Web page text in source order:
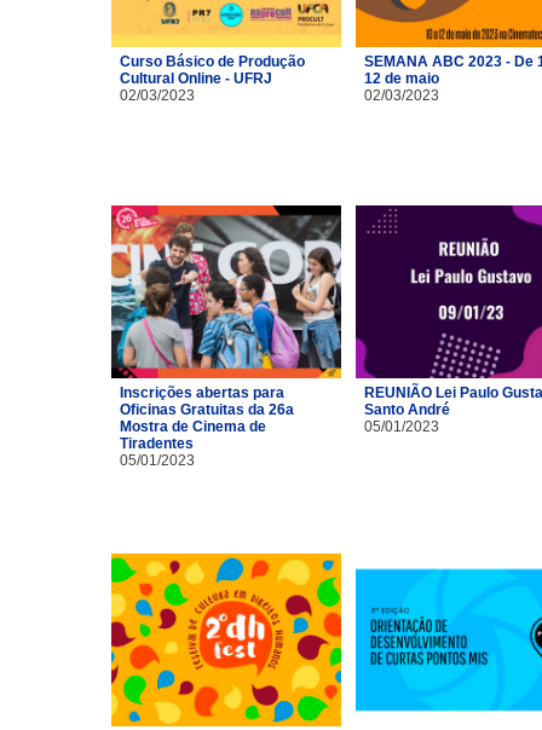
Curso Básico de Produção
Cultural Online - UFRJ
02/03/2023
SEMANA ABC 2023 - De
12 de maio
02/03/2023
Inscrições abertas para
Oficinas Gratuitas da 26a
Mostra de Cinema de
Tiradentes
05/01/2023
REUNIÃO Lei Paulo
Santo André
05/01/2023